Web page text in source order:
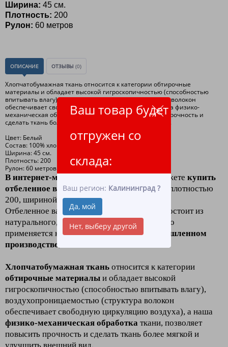
Ваш товар будет
отгружен со
склада:
Ваш регион: Калининград ?
Да, мой
Нет, выберу другой
Ширина: 45 см.
Плотность: 200
Рулон: 60 метров
ОПИСАНИЕ ОТЗЫВЫ (0)
Хлопчатобумажная ткань относится к категории обтирочные
материалы и обладает высокой гигроскопичностью (способностью
впитывать влагу), воздухопроницаемостью (структура волокон
обеспечивает свободную циркуляцию воздуха), а наша физико-
механическая обработка ткани, позволяет повысить прочность и
сделать ткань более мягкой и улучшить внешний вид.
Цвет: Белый
Состав: 100% хлопок
Ширина: 45 см.
Плотность: 200
Рулон: 60 метров
В интернет-магазине «ЛидерТекс» вы можете купить
отбеленное вафельное полотно в рулоне
плотностью
200, шириной 45оптом и в розницу
Отбеленное вафельное полотно в рулоне - состоит из
натурального, качественного хлопка, широко
применяется как в хозяйстве, так и впромышленном
производстве
Хлопчатобумажная ткань относится к категории
обтирочные материалы и обладает высокой
гигроскопичностью (способностью впитывать влагу),
воздухопроницаемостью (структура волокон
обеспечивает свободную циркуляцию воздуха), а наша
физико-механическая обработка ткани, позволяет
повысить прочность и сделать ткань более мягкой и